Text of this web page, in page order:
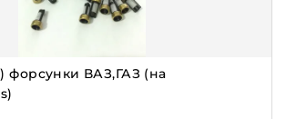
форсунки ВАЗ,ГАЗ (на